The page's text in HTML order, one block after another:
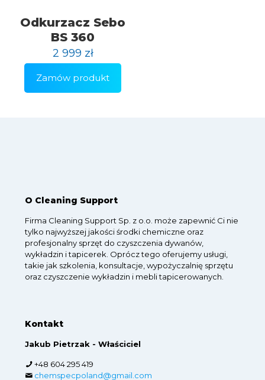
Odkurzacz Sebo
BS 360
2 999 zł
Zamów produkt
O Cleaning Support
Firma Cleaning Support Sp. z o.o. może zapewnić Ci nie
tylko najwyższej jakości środki chemiczne oraz
profesjonalny sprzęt do czyszczenia dywanów,
wykładzin i tapicerek. Oprócz tego oferujemy usługi,
takie jak szkolenia, konsultacje, wypożyczalnię sprzętu
oraz czyszczenie wykładzin i mebli tapicerowanych.
Kontakt
Jakub Pietrzak - Właściciel
+48 604 295 419
chemspecpoland@gmail.com